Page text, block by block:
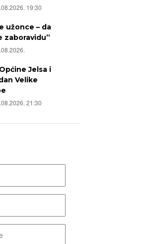
19:30
užonce – da
zaboravidu”
Jelsa i
Velike
21:30